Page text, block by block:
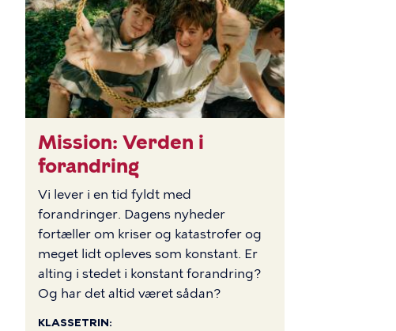
BILLEDE
Mission: Verden i
forandring
Vi lever i en tid fyldt med
forandringer. Dagens nyheder
fortæller om kriser og katastrofer og
meget lidt opleves som konstant. Er
alting i stedet i konstant forandring?
Og har det altid været sådan?
KLASSETRIN